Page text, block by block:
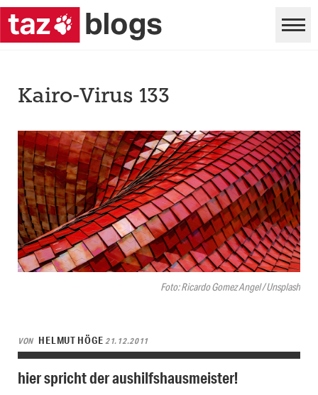
Foto: Ricardo Gomez Angel / Unsplash
Kairo-Virus 133
VON HELMUT HÖGE21.12.2011
hier spricht der aushilfshausmeister!